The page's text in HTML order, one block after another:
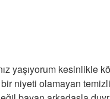
yaşıyorum kesinlikle
niyeti olamayan